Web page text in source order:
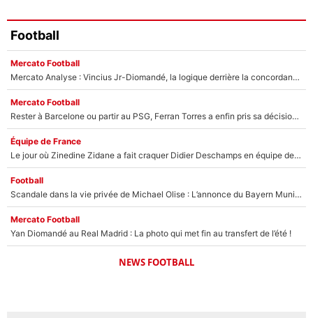
Football
Mercato Football
Mercato Analyse : Vincius Jr-Diomandé, la logique derrière la concordance des temps
Mercato Football
Rester à Barcelone ou partir au PSG, Ferran Torres a enfin pris sa décision : La course contre la montre est lancée !
Équipe de France
Le jour où Zinedine Zidane a fait craquer Didier Deschamps en équipe de France : «Je m’en suis voulu», l’ancien sélectionneur a regretté son geste !
Football
Scandale dans la vie privée de Michael Olise : L’annonce du Bayern Munich sur son enfant caché
Mercato Football
Yan Diomandé au Real Madrid : La photo qui met fin au transfert de l’été !
NEWS FOOTBALL